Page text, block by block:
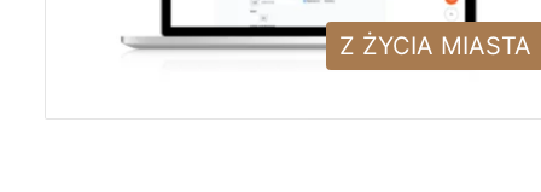
Z ŻYCIA MIASTA